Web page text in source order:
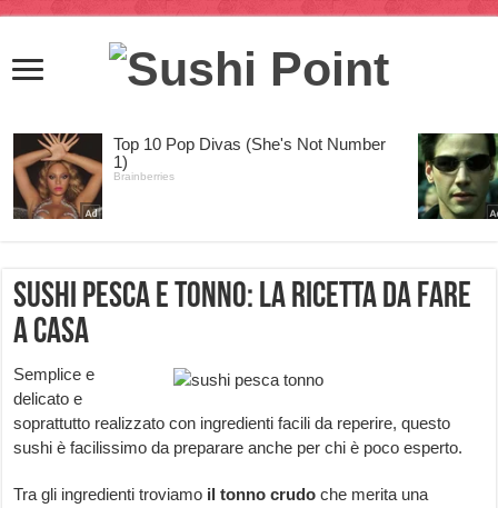
Sushi pesca e tonno: la ricetta da fare
a casa
Semplice e
delicato e
soprattutto realizzato con ingredienti facili da reperire, questo
sushi è facilissimo da preparare anche per chi è poco esperto.
Tra gli ingredienti troviamo il tonno crudoche merita una